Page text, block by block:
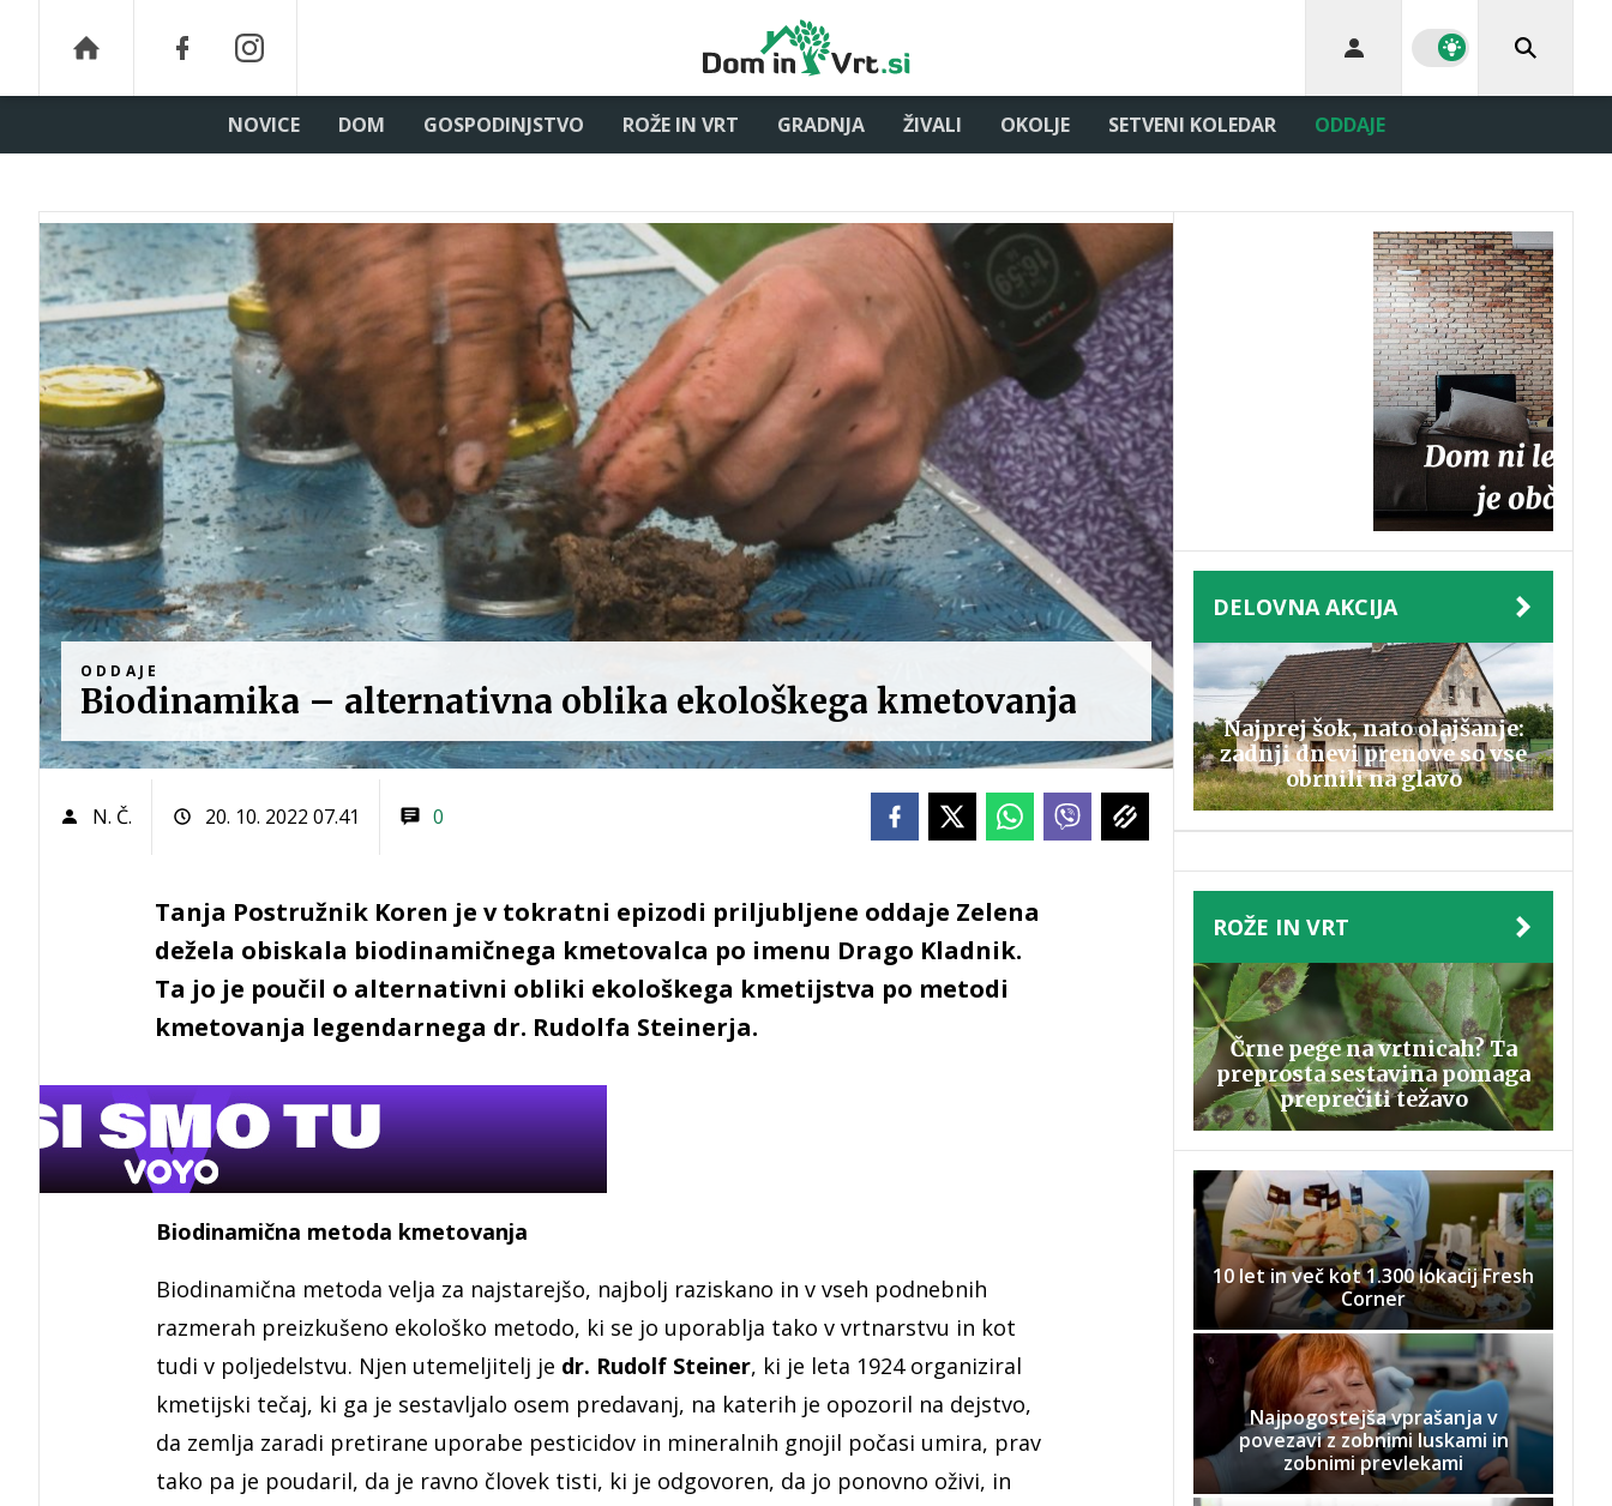
NOVICE DOM GOSPODINJSTVO ROŽE IN VRT GRADNJA ŽIVALI OKOLJE SETVENI KOLEDAR ODDAJE
ODDAJE
Biodinamika – alternativna oblika ekološkega kmetovanja
N. Č. 20. 10. 2022 07.41 0
Tanja Postružnik Koren je v tokratni epizodi priljubljene oddaje Zelena
dežela obiskala biodinamičnega kmetovalca po imenu Drago Kladnik.
Ta jo je poučil o alternativni obliki ekološkega kmetijstva po metodi
kmetovanja legendarnega dr. Rudolfa Steinerja.
Biodinamična metoda kmetovanja
Biodinamična metoda velja za najstarejšo, najbolj raziskano in v vseh podnebnih
razmerah preizkušeno ekološko metodo, ki se jo uporablja tako v vrtnarstvu in kot
tudi v poljedelstvu. Njen utemeljitelj je dr. Rudolf Steiner, ki je leta 1924 organiziral
kmetijski tečaj, ki ga je sestavljalo osem predavanj, na katerih je opozoril na dejstvo,
da zemlja zaradi pretirane uporabe pesticidov in mineralnih gnojil počasi umira, prav
tako pa je poudaril, da je ravno človek tisti, ki je odgovoren, da jo ponovno oživi, in
DELOVNA AKCIJA
Najprej šok, nato olajšanje:
zadnji dnevi prenove so vse
obrnili na glavo
ROŽE IN VRT
Črne pege na vrtnicah? Ta
preprosta sestavina pomaga
preprečiti težavo
10 let in več kot 1.300 lokacij Fresh
Corner
Najpogostejša vprašanja v
povezavi z zobnimi luskami in
zobnimi prevlekami